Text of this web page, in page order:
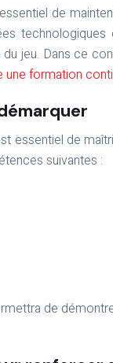
jeu. Dans ce
une formation
essentiel de
suivantes :
de